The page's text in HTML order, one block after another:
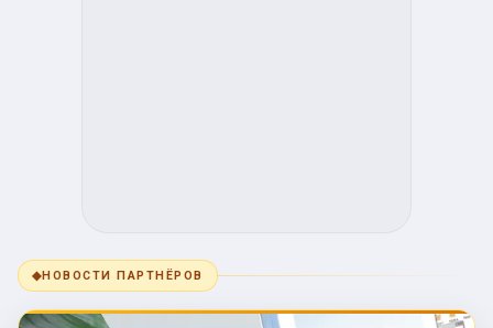
◆НОВОСТИ ПАРТНЁРОВ